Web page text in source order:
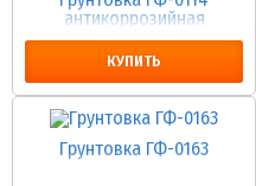
антикоррозийная
КУПИТЬ
Грунтовка ГФ-0163